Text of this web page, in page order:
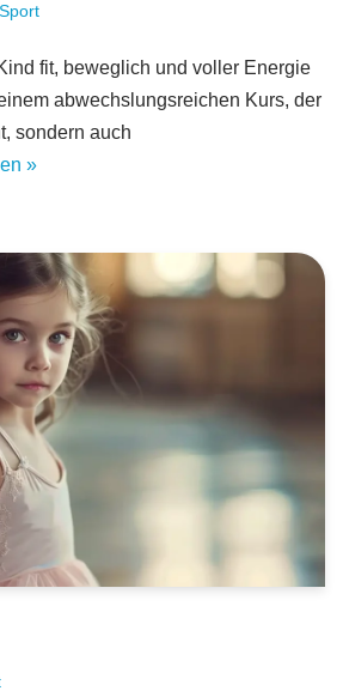
Sport
fit, beweglich und voller Energie
abwechslungsreichen Kurs, der
sondern auch
»